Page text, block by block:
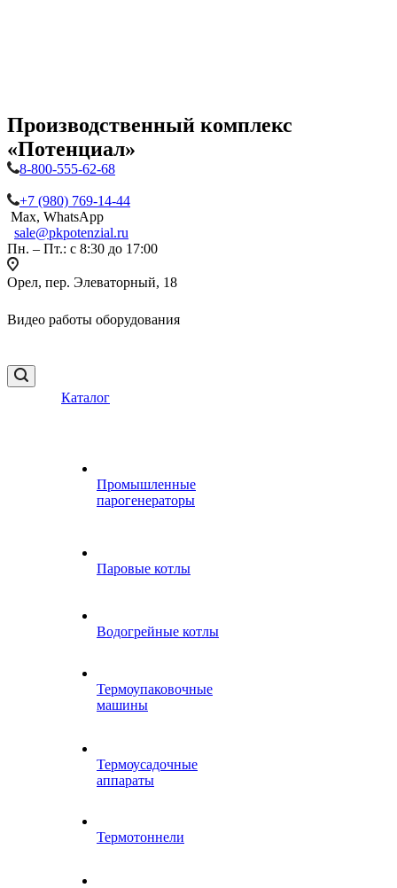
Производственный комплекс
«Потенциал»
8-800-555-62-68
+7 (980) 769-14-44
Max, WhatsApp
sale@pkpotenzial.ru
Пн. – Пт.: с 8:30 до 17:00
Орел, пер. Элеваторный, 18
Видео работы оборудования
Каталог
Промышленные
парогенераторы
Паровые котлы
Водогрейные котлы
Термоупаковочные
машины
Термоусадочные
аппараты
Термотоннели